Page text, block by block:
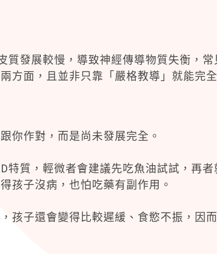
質發展較慢，導致神經傳導物質失衡，
方面，且並非只靠「嚴格教導」就能完全
你作對，而是尚未發展完全。
特質，輕微者會建議先吃魚油試試，再者
孩子沒病，也怕吃藥有副作用。
孩子還會變得比較遲緩、食慾不振，因